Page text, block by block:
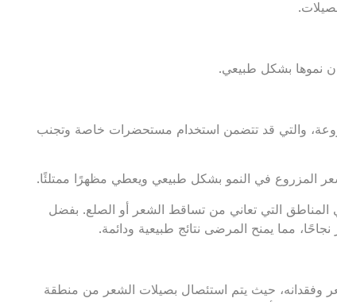
نموها بشكل طبيعي.
والتي قد تتضمن استخدام مستحضرات خاصة وتجنب
المزروع في النمو بشكل طبيعي ويعطي مظهرًا ممتلئًا.
المناطق التي تعاني من تساقط الشعر أو الصلع. بفضل
مما يمنح المرضى نتائج طبيعية ودائمة.
وفقدانه، حيث يتم استئصال بصيلات الشعر من منطقة